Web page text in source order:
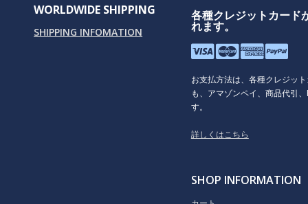
WORLDWIDE SHIPPING
SHIPPING INFOMATION
各種クレジットカード
れます。
お支払方法は、各種クレジッ
も、アマゾンペイ、商品代引
す。
詳しくはこちら
SHOP INFORMATION